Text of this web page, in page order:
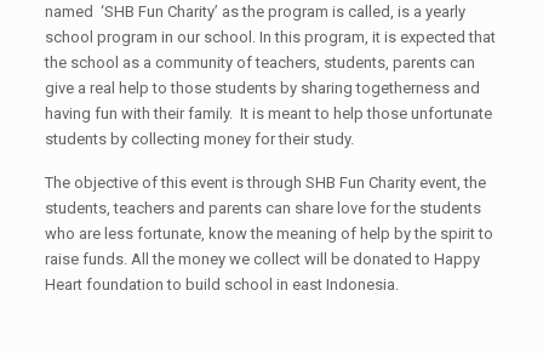
named ‘SHB Fun Charity’ as the program is called, is a yearly
school program in our school. In this program, it is expected that
the school as a community of teachers, students, parents can
give a real help to those students by sharing togetherness and
having fun with their family. It is meant to help those unfortunate
students by collecting money for their study.
The objective of this event is through SHB Fun Charity event, the
students, teachers and parents can share love for the students
who are less fortunate, know the meaning of help by the spirit to
raise funds. All the money we collect will be donated to Happy
Heart foundation to build school in east Indonesia.